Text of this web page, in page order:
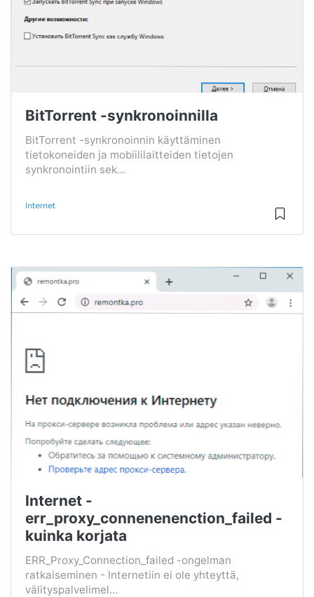
BitTorrent -synkronoinnilla
BitTorrent -synkronoinnin käyttäminen
tietokoneiden ja mobiililaitteiden tietojen
synkronointiin sek...
Internet
Internet -
err_proxy_connenenenction_failed -
kuinka korjata
ERR_Proxy_Connection_failed -ongelman
ratkaiseminen - Internetiin ei ole yhteyttä,
välityspalvelimel...